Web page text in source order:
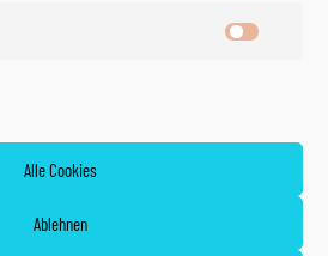
Alle Cookies
Ablehnen